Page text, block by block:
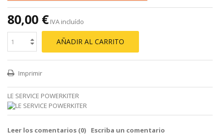
80,00 € IVA incluído
AÑADIR AL CARRITO
Imprimir
LE SERVICE POWERKITER
Leer los comentarios (0) Escriba un comentario